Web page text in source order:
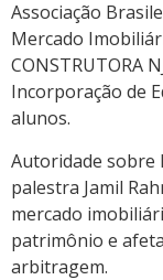
Associação
Mercado
CONSTRUTORA
Incorporação de
alunos.
Autoridade sobre
palestra Jamil
mercado
patrimônio e
arbitragem.